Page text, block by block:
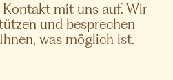
Kontakt mit uns auf. Wir
und besprechen
was möglich ist.